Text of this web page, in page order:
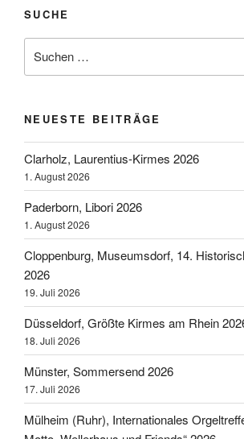
SUCHE
nach:
NEUESTE BEITRÄGE
Clarholz, Laurentius-Kirmes 2026
1. August 2026
Paderborn, Libori 2026
1. August 2026
Cloppenburg, Museumsdorf, 14.
2026
19. Juli 2026
Düsseldorf, Größte Kirmes am Rhein
18. Juli 2026
Münster, Sommersend 2026
17. Juli 2026
Mülheim (Ruhr), Internationales